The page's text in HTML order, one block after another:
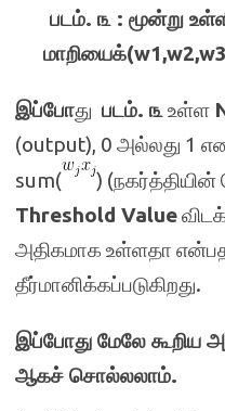
படம். ௩ : மூன்று
இப்போது படம். ௩ உள்ள
(output), 0 அல்லது 1
sum(
)
Threshold Value
அதிகமாக உள்ளதா
தீர்மானிக்கப்படுகிறது.
இப்போது மேலே கூறிய
ஆகச் சொல்லலாம்.